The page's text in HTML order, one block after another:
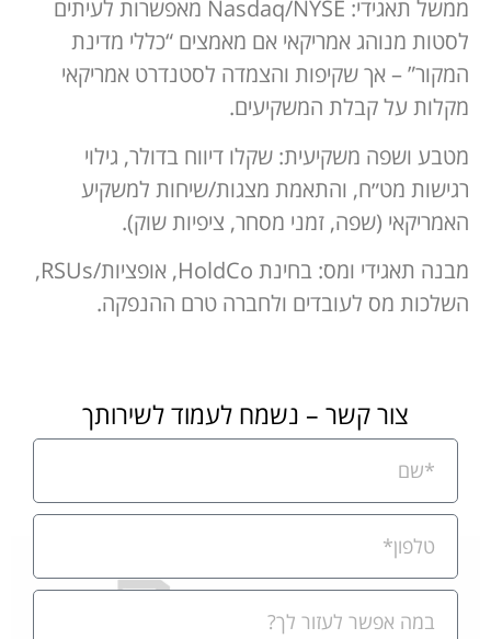
ממשל תאגידי: Nasdaq/NYSE מאפשרות לעיתים
לסטות מנוהג אמריקאי אם מאמצים “כללי מדינת
המקור” – אך שקיפות והצמדה לסטנדרט אמריקאי
מקלות על קבלת המשקיעים.
מטבע ושפה משקיעית: שקלו דיווח בדולר, גילוי
רגישות מט״ח, והתאמת מצגות/שיחות למשקיע
האמריקאי (שפה, זמני מסחר, ציפיות שוק).
מבנה תאגידי ומס: בחינת HoldCo, אופציות/RSUs,
השלכות מס לעובדים ולחברה טרם ההנפקה.
צור קשר – נשמח לעמוד לשירותך